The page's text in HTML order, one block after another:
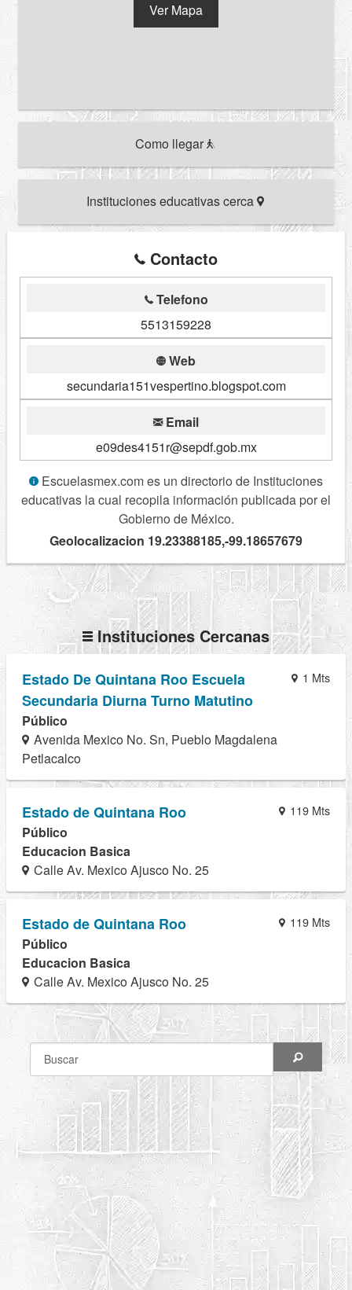
Ver Mapa
Como llegar
Instituciones educativas cerca
Contacto
Telefono
5513159228
Web
secundaria151vespertino.blogspot.com
Email
e09des4151r@sepdf.gob.mx
Escuelasmex.com es un directorio de Instituciones
educativas la cual recopila información publicada por el
Gobierno de México.
Geolocalizacion 19.23388185,-99.18657679
Instituciones Cercanas
1 Mts
Estado De Quintana Roo Escuela
Secundaria Diurna Turno Matutino
Público
Avenida Mexico No. Sn, Pueblo Magdalena
Petlacalco
119 Mts
Estado de Quintana Roo
Público
Educacion Basica
Calle Av. Mexico Ajusco No. 25
119 Mts
Estado de Quintana Roo
Público
Educacion Basica
Calle Av. Mexico Ajusco No. 25